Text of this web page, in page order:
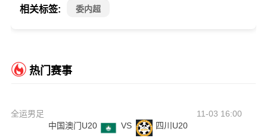
相关标签: 委内超
热门赛事
全运男足
11-03 16:00
中国澳门U20
VS 四川U20